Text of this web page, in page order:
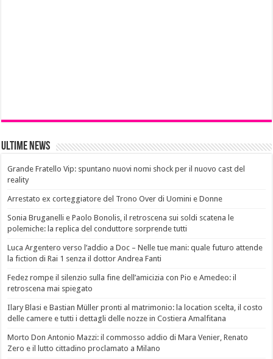
Ultime News
Grande Fratello Vip: spuntano nuovi nomi shock per il nuovo cast del
reality
Arrestato ex corteggiatore del Trono Over di Uomini e Donne
Sonia Bruganelli e Paolo Bonolis, il retroscena sui soldi scatena le
polemiche: la replica del conduttore sorprende tutti
Luca Argentero verso l’addio a Doc – Nelle tue mani: quale futuro attende
la fiction di Rai 1 senza il dottor Andrea Fanti
Fedez rompe il silenzio sulla fine dell’amicizia con Pio e Amedeo: il
retroscena mai spiegato
Ilary Blasi e Bastian Müller pronti al matrimonio: la location scelta, il costo
delle camere e tutti i dettagli delle nozze in Costiera Amalfitana
Morto Don Antonio Mazzi: il commosso addio di Mara Venier, Renato
Zero e il lutto cittadino proclamato a Milano